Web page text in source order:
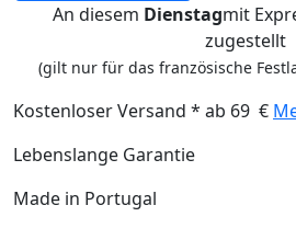
An diesem Dienstagmit
zugestellt
(gilt nur für das französische
Kostenloser Versand * ab 69 €
Lebenslange Garantie
Made in Portugal